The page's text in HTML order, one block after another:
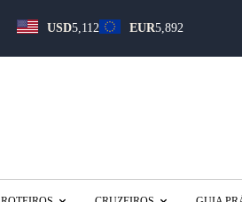
USD5,112 EUR5,892